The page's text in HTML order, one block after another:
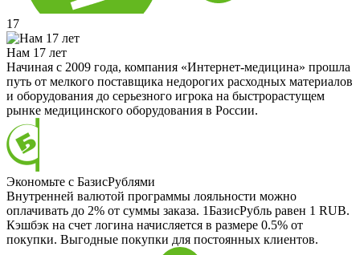
17
Нам 17 лет
Начиная с 2009 года, компания «Интернет-медицина» прошла
путь от мелкого поставщика недорогих расходных материалов
и оборудования до серьезного игрока на быстрорастущем
рынке медицинского оборудования в России.
Экономьте с БазисРублями
Внутренней валютой программы лояльности можно
оплачивать до 2% от суммы заказа. 1БазисРубль равен 1 RUB.
Кэшбэк на счет логина начисляется в размере 0.5% от
покупки. Выгодные покупки для постоянных клиентов.